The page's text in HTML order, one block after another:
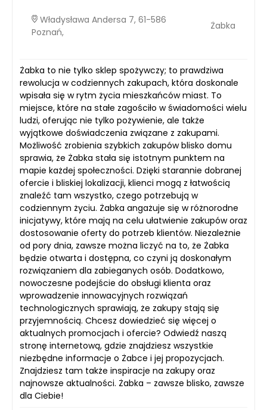
Władysława Andersa 7, 61-586
Poznań,
Żabka
Żabka to nie tylko sklep spożywczy; to prawdziwa
rewolucja w codziennych zakupach, która doskonale
wpisała się w rytm życia mieszkańców miast. To
miejsce, które na stałe zagościło w świadomości wielu
ludzi, oferując nie tylko pożywienie, ale także
wyjątkowe doświadczenia związane z zakupami.
Możliwość zrobienia szybkich zakupów blisko domu
sprawia, że Żabka stała się istotnym punktem na
mapie każdej społeczności. Dzięki starannie dobranej
ofercie i bliskiej lokalizacji, klienci mogą z łatwością
znaleźć tam wszystko, czego potrzebują w
codziennym życiu. Żabka angażuje się w różnorodne
inicjatywy, które mają na celu ułatwienie zakupów oraz
dostosowanie oferty do potrzeb klientów. Niezależnie
od pory dnia, zawsze można liczyć na to, że Żabka
będzie otwarta i dostępna, co czyni ją doskonałym
rozwiązaniem dla zabieganych osób. Dodatkowo,
nowoczesne podejście do obsługi klienta oraz
wprowadzenie innowacyjnych rozwiązań
technologicznych sprawiają, że zakupy stają się
przyjemnością. Chcesz dowiedzieć się więcej o
aktualnych promocjach i ofercie? Odwiedź naszą
stronę internetową, gdzie znajdziesz wszystkie
niezbędne informacje o Żabce i jej propozycjach.
Znajdziesz tam także inspiracje na zakupy oraz
najnowsze aktualności. Żabka – zawsze blisko, zawsze
dla Ciebie!